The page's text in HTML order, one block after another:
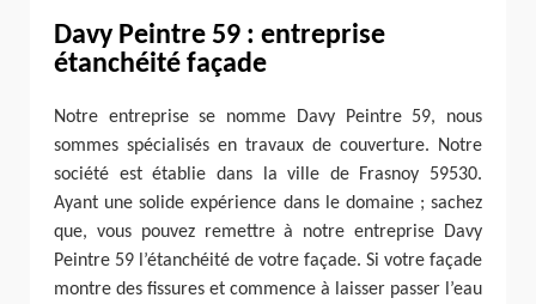
Davy Peintre 59 : entreprise
étanchéité façade
Notre entreprise se nomme Davy Peintre 59, nous
sommes spécialisés en travaux de couverture. Notre
société est établie dans la ville de Frasnoy 59530.
Ayant une solide expérience dans le domaine ; sachez
que, vous pouvez remettre à notre entreprise Davy
Peintre 59 l’étanchéité de votre façade. Si votre façade
montre des fissures et commence à laisser passer l’eau